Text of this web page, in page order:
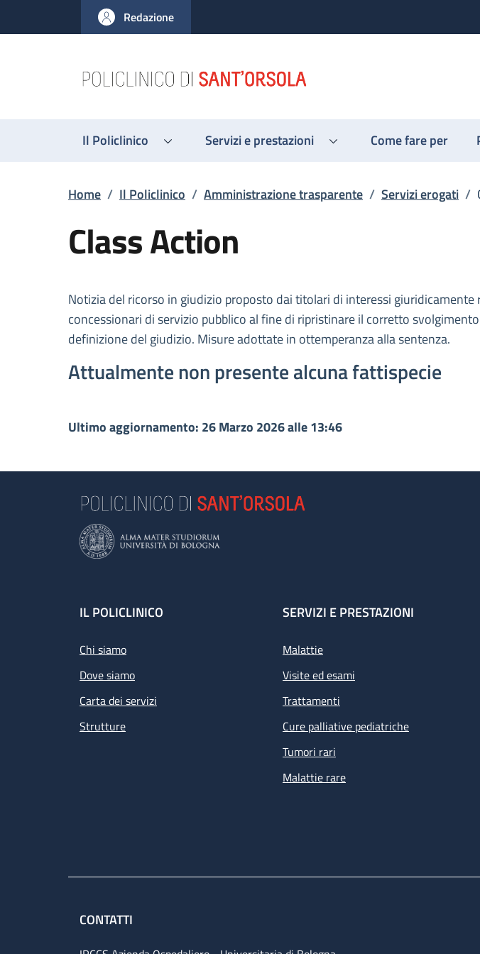
al contenuto principale
to footer content
Redazione
Il Policlinico Servizi e prestazioni Come fare per
Briciole di pane
Home / Il Policlinico / Amministrazione trasparente / Servizi erogati /
Class Action
Descrizione
Notizia del ricorso in giudizio proposto dai titolari di interessi
concessionari di servizio pubblico al fine di ripristinare il corretto
definizione del giudizio. Misure adottate in ottemperanza alla sentenza.
Attualmente non presente alcuna fattispecie
Ultimo aggiornamento: 26 Marzo 2026 alle 13:46
Footer
IL POLICLINICO
Chi siamo
Dove siamo
Carta dei servizi
Strutture
SERVIZI E PRESTAZIONI
Malattie
Visite ed esami
Trattamenti
Cure palliative pediatriche
Tumori rari
Malattie rare
CONTATTI